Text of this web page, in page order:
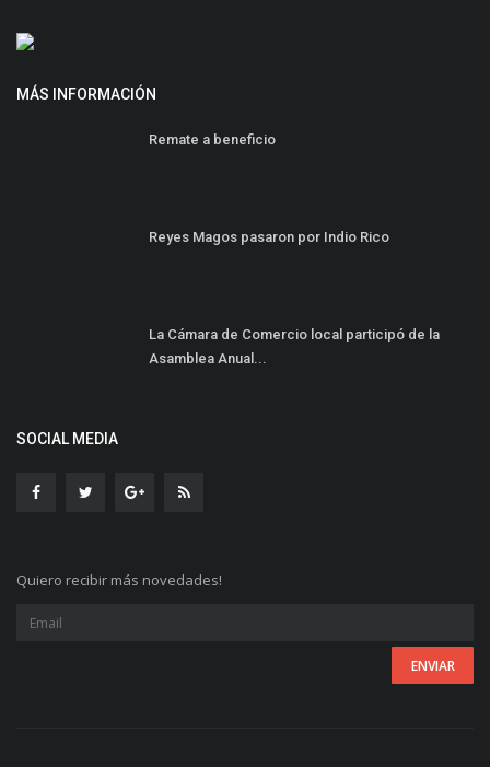
MÁS INFORMACIÓN
Remate a beneficio
Reyes Magos pasaron por Indio Rico
La Cámara de Comercio local participó de la
Asamblea Anual...
SOCIAL MEDIA
Quiero recibir más novedades!